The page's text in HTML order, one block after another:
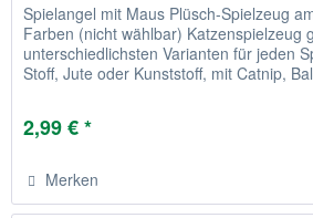
Spielangel mit Maus Plüsch-Spielzeug
Farben (nicht wählbar) Katzenspielzeug
unterschiedlichsten Varianten für jeden
Stoff, Jute oder Kunststoff, mit Catnip,
2,99 € *
Merken